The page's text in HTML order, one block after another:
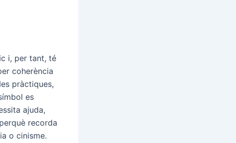
i, per tant, té
coherència
pràctiques,
es
ajuda,
recorda
o cinisme.